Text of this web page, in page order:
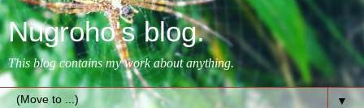
Nugroho's blog.
This blog contains my work about anything.
▼